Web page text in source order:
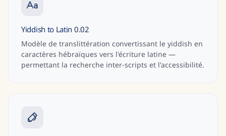
Yiddish to Latin 0.02
Modèle de translittération convertissant le yiddish en
caractères hébraïques vers l'écriture latine —
permettant la recherche inter-scripts et l'accessibilité.